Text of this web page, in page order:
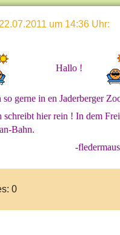
& Natur
& Politik
um 14:36 Uhr:
Hallo !
so gerne in en Jaderberger
schreibt hier rein ! In dem
Bahn.
? -
0